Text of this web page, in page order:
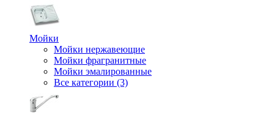
Мойки
Мойки нержавеющие
Мойки фрагранитные
Мойки эмалированные
Все категории (3)